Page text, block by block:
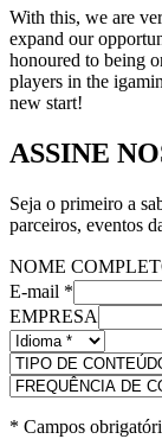
With this, we are
expand our
honoured to being
players in the
new start!
ASSINE
Seja o primeiro a
parceiros, eventos
NOME
E-mail *
EMPRESA
* Campos